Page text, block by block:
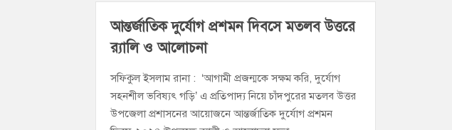
হাজীগঞ্জে অস্বাস্থ্যকর পরিবেশে খাবার প্রস্তুত: ২ হোটেলকে ৪৫ হাজার টাকা জরিমানা
হাজীগঞ্জে ৬ বছরের শিশুকে ধর্ষণের অভিযোগে কেয়ারটেকার আটক
আন্তর্জাতিক দুর্যোগ প্রশমন দিবসে মতলব উত্তরে
র‌্যালি ও আলোচনা
সফিকুল ইসলাম রানা : ‘আগামী প্রজন্মকে সক্ষম করি, দুর্যোগ
সহনশীল ভবিষ্যৎ গড়ি’ এ প্রতিপাদ্য নিয়ে চাঁদপুরের মতলব উত্তর
উপজেলা প্রশাসনের আয়োজনে আন্তর্জাতিক দুর্যোগ প্রশমন